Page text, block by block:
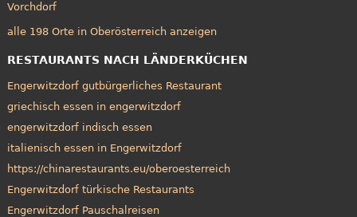
Vorchdorf
alle 198 Orte in Oberösterreich anzeigen
RESTAURANTS NACH LÄNDERKÜCHEN
Engerwitzdorf gutbürgerliches Restaurant
griechisch essen in engerwitzdorf
engerwitzdorf indisch essen
italienisch essen in Engerwitzdorf
https://chinarestaurants.eu/oberoesterreich
Engerwitzdorf türkische Restaurants
Engerwitzdorf Pauschalreisen